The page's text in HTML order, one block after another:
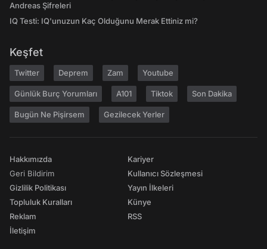
Andreas Şifreleri
IQ Testi: IQ'unuzun Kaç Olduğunu Merak Ettiniz mi?
Keşfet
Twitter Deprem Zam Youtube
Günlük Burç Yorumları A101 Tiktok Son Dakika
Bugün Ne Pişirsem Gezilecek Yerler
Hakkımızda
Geri Bildirim
Gizlilik Politikası
Topluluk Kuralları
Reklam
İletişim
Kariyer
Kullanıcı Sözleşmesi
Yayın İlkeleri
Künye
RSS